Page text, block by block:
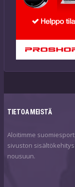
TIETOA MEISTÄ
Aloitimme
sivuston
nousuun.